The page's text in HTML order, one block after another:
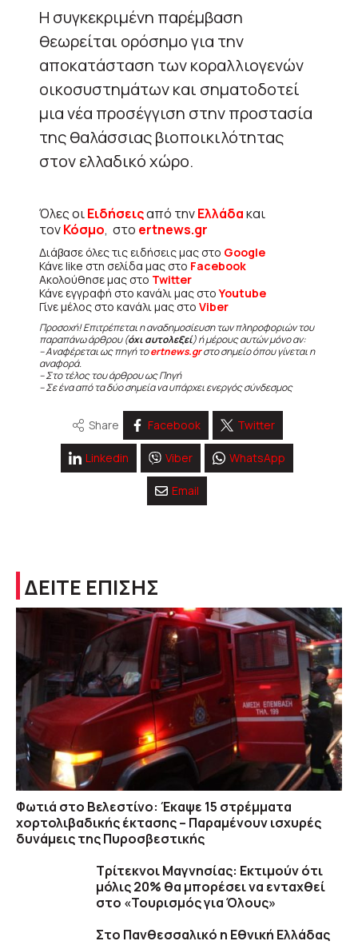
Η συγκεκριμένη παρέμβαση
θεωρείται ορόσημο για την
αποκατάσταση των κοραλλιογενών
οικοσυστημάτων και σηματοδοτεί
μια νέα προσέγγιση στην προστασία
της θαλάσσιας βιοποικιλότητας
στον ελλαδικό χώρο.
Όλες οιΕιδήσειςαπό τηνΕλλάδακαι
τονΚόσμο, στο ertnews.gr
Διάβασε όλες τις ειδήσεις μας στο Google
Κάνε like στη σελίδα μας στο Facebook
Ακολούθησε μας στο Twitter
Κάνε εγγραφή στο κανάλι μας στοYoutube
Γίνε μέλος στο κανάλι μας στο Viber
Προσοχή! Επιτρέπεται η αναδημοσίευση των πληροφοριών του
παραπάνω άρθρου (όχι αυτολεξεί) ή μέρους αυτών μόνο αν:
– Αναφέρεται ως πηγή τοertnews.grστο σημείο όπου γίνεται η
αναφορά.
– Στο τέλος του άρθρου ως Πηγή
– Σε ένα από τα δύο σημεία να υπάρχει ενεργός σύνδεσμος
Share Facebook Twitter
Linkedin Viber WhatsApp
Email
ΔΕΙΤΕ ΕΠΙΣΗΣ
Φωτιά στο Βελεστίνο: Έκαψε 15 στρέμματα
χορτολιβαδικής έκτασης – Παραμένουν ισχυρές
δυνάμεις της Πυροσβεστικής
Τρίτεκνοι Μαγνησίας: Εκτιμούν ότι
μόλις 20% θα μπορέσει να ενταχθεί
στο «Τουρισμός για Όλους»
Στο Πανθεσσαλικό η Εθνική Ελλάδας